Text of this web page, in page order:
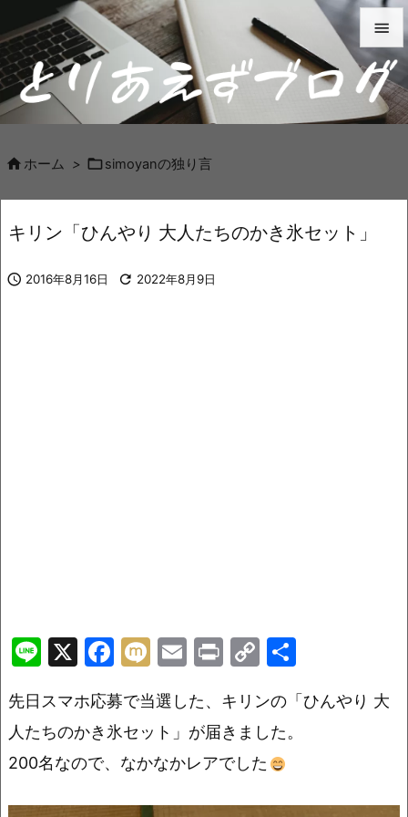


メニュ

 ホーム > simoyanの独り言
キリン「ひんやり 大人たちのかき氷セット」
 2016年8月16日  2022年8月9日
Li
e
X
F
c
e
b
o
M
i
E
ai
l
Pr
t
C
p
y
Li
n
先日スマホ応募で当選した、キリンの「ひんやり 大
人たちのかき氷セット」が届きました。
200名なので、なかなかレアでした